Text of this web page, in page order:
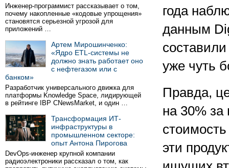
Инженер-программист рассказывает о том,
почему накопленные «кодовые упрощения»
становятся серьезной угрозой для
приложений …
Артем Мирошинченко:
«Ядро ETL-системы не
должно знать работает оно
с нефтегазом или с
банком»
Разработчик универсального движка для
платформы Knowledge Space, лидирующей
в рейтинге IBP CNewsMarket, и один …
Трансформация ИТ-
инфраструктуры в
промышленном секторе:
опыт Антона Пирогова
DevOps-инженер крупной компании
радиоэлектроники рассказал о том, как
года
данным
уже чуть
Правда,
на 30% за
эти